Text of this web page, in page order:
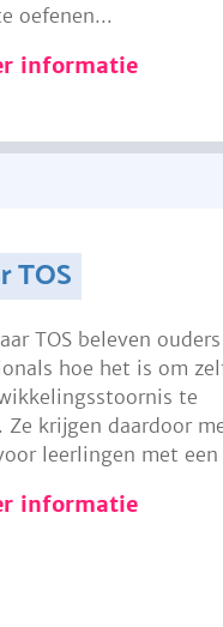
oefenen...
informatie
TOS
TOS beleven
hoe het is om
te
Ze krijgen daardoor
leerlingen met een
informatie